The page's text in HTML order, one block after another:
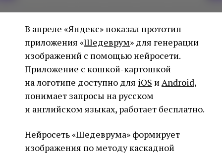
В апреле «Яндекс» показал прототип
приложения «Шедеврум» для генерации
изображений с помощью нейросети.
Приложение с кошкой-картошкой
на логотипе доступно для iOS иAndroid,
понимает запросы на русском
и английском языках, работает бесплатно.
Нейросеть «Шедеврума» формирует
изображения по методу каскадной